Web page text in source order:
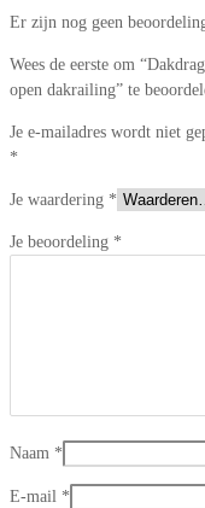
Er zijn nog geen
Wees de eerste om
open dakrailing” te
Je e-mailadres wordt niet
*
Je waardering *
Je beoordeling *
Naam *
E-mail *